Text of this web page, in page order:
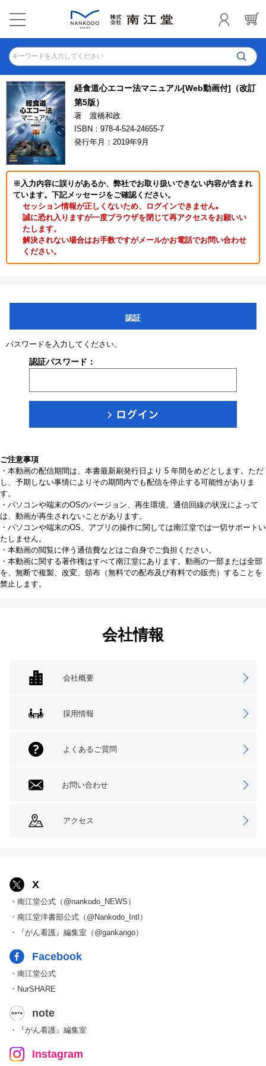
キーワードを入力してください
経食道心エコー法マニュアル[Web動画付]（改訂
第5版）
著 渡橋和政
ISBN：978-4-524-24655-7
発行年月：2019年9月
※入力内容に誤りがあるか、弊社でお取り扱いできない内容が含まれ
ています。下記メッセージをご確認ください。
セッション情報が正しくないため、ログインできません｡
誠に恐れ入りますが一度ブラウザを閉じて再アクセスをお願いい
たします。
解決されない場合はお手数ですがメールかお電話でお問い合わせ
ください。
認証
パスワードを入力してください。
認証パスワード：
ご注意事項
・本動画の配信期間は、本書最新刷発行日より 5 年間をめどとします。ただ
し、予期しない事情によりその期間内でも配信を停止する可能性がありま
す。
・パソコンや端末のOSのバージョン、再生環境、通信回線の状況によって
は、動画が再生されないことがあります。
・パソコンや端末のOS、アプリの操作に関しては南江堂では一切サポートい
たしません。
・本動画の閲覧に伴う通信費などはご自身でご負担ください。
・本動画に関する著作権はすべて南江堂にあります。動画の一部または全部
を、無断で複製、改変、頒布（無料での配布及び有料での販売）することを
禁止します。
会社情報
会社概要
採用情報
よくあるご質問
お問い合わせ
アクセス
X
・南江堂公式（@nankodo_NEWS）
・南江堂洋書部公式（@Nankodo_Intl）
・『がん看護』編集室（@gankango）
Facebook
・南江堂公式
・NurSHARE
note
・『がん看護』編集室
Instagram